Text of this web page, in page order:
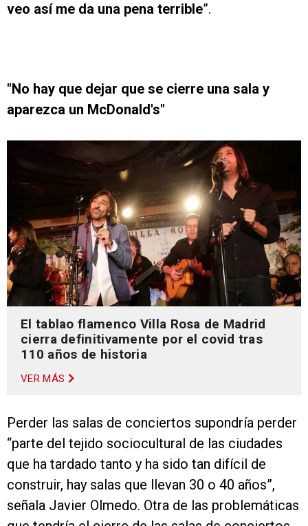
veo así me da una pena terrible”.
"No hay que dejar que se cierre una sala y
aparezca un McDonald's"
El tablao flamenco Villa Rosa de Madrid
cierra definitivamente por el covid tras
110 años de historia
VER MÁS
Perder las salas de conciertos supondría perder
“parte del tejido sociocultural de las ciudades
que ha tardado tanto y ha sido tan difícil de
construir, hay salas que llevan 30 o 40 años”,
señala Javier Olmedo. Otra de las problemáticas